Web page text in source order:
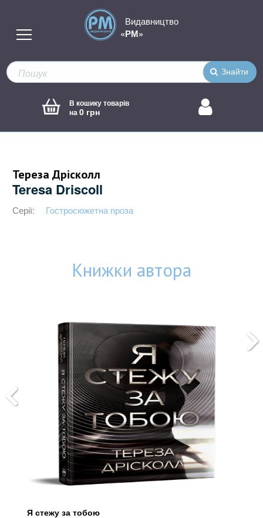
Видавництво
«РМ»
Знайти
В кошику товарів
на0 грн
Тереза Дрісколл
Teresa Driscoll
Серії: Гостросюжетна проза
Книжки автора
Я стежу за тобою